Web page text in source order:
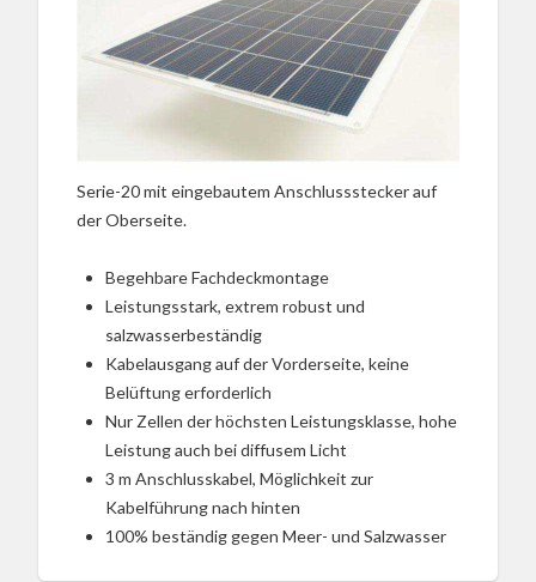
Serie-20 mit eingebautem Anschlussstecker auf
der Oberseite.
Begehbare Fachdeckmontage
Leistungsstark, extrem robust und
salzwasserbeständig
Kabelausgang auf der Vorderseite, keine
Belüftung erforderlich
Nur Zellen der höchsten Leistungsklasse, hohe
Leistung auch bei diffusem Licht
3 m Anschlusskabel, Möglichkeit zur
Kabelführung nach hinten
100% beständig gegen Meer- und Salzwasser